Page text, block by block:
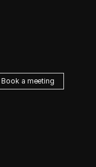
Book a meeting